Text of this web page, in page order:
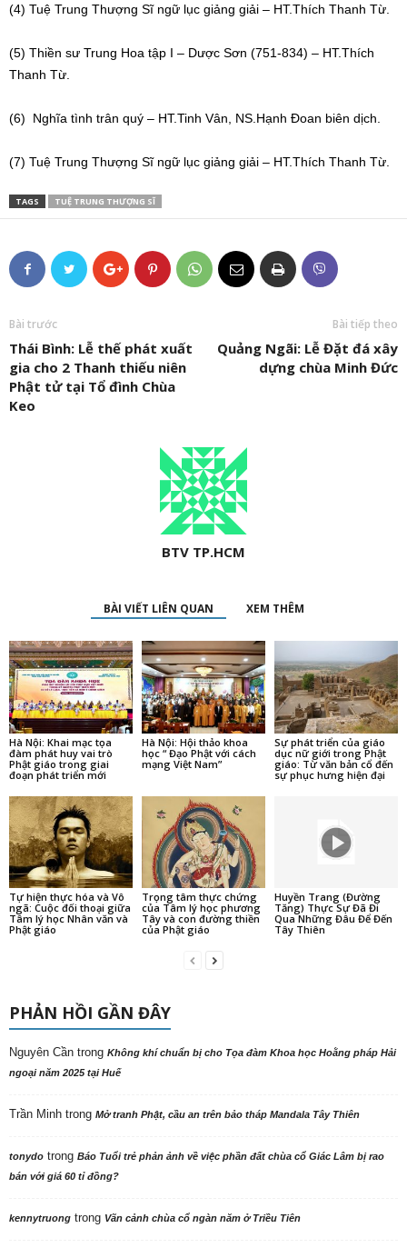
(4) Tuệ Trung Thượng Sĩ ngữ lục giảng giải – HT.Thích Thanh Từ.
(5) Thiền sư Trung Hoa tập I – Dược Sơn (751-834) – HT.Thích
Thanh Từ.
(6) Nghĩa tình trân quý – HT.Tinh Vân, NS.Hạnh Đoan biên dịch.
(7) Tuệ Trung Thượng Sĩ ngữ lục giảng giải – HT.Thích Thanh Từ.
TAGS TUỆ TRUNG THƯỢNG SĨ
Bài trước
Thái Bình: Lễ thế phát xuất
gia cho 2 Thanh thiếu niên
Phật tử tại Tổ đình Chùa
Keo
Bài tiếp theo
Quảng Ngãi: Lễ Đặt đá xây
dựng chùa Minh Đức
BTV TP.HCM
BÀI VIẾT LIÊN QUAN XEM THÊM
Hà Nội: Khai mạc tọa
đàm phát huy vai trò
Phật giáo trong giai
đoạn phát triển mới
Hà Nội: Hội thảo khoa
học “ Đạo Phật với cách
mạng Việt Nam”
Sự phát triển của giáo
dục nữ giới trong Phật
giáo: Từ văn bản cổ đến
sự phục hưng hiện đại
Tự hiện thực hóa và Vô
ngã: Cuộc đối thoại giữa
Tâm lý học Nhân văn và
Phật giáo
Trọng tâm thực chứng
của Tâm lý học phương
Tây và con đường thiền
của Phật giáo
Huyền Trang (Đường
Tăng) Thực Sự Đã Đi
Qua Những Đâu Để Đến
Tây Thiên
PHẢN HỒI GẦN ĐÂY
Nguyên Cần trong Không khí chuẩn bị cho Tọa đàm Khoa học Hoằng pháp Hải
ngoại năm 2025 tại Huế
Trần Minh trong Mở tranh Phật, cầu an trên bảo tháp Mandala Tây Thiên
tonydo trong Báo Tuổi trẻ phản ảnh về việc phần đất chùa cổ Giác Lâm bị rao
bán với giá 60 tỉ đồng?
kennytruong trong Vãn cảnh chùa cổ ngàn năm ở Triều Tiên